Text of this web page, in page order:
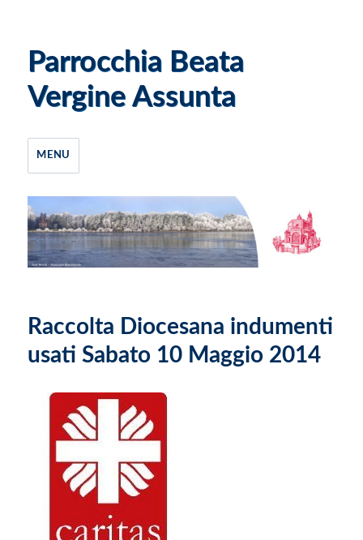
Parrocchia Beata
Vergine Assunta
MENU
Raccolta Diocesana indumenti
usati Sabato 10 Maggio 2014